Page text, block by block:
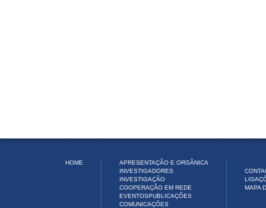
HOME
APRESENTAÇÃO E ORGÂNICA
INVESTIGADORES
INVESTIGAÇÃO
COOPERAÇÃO EM REDE
EVENTOSPUBLICAÇÕES
COMUNICAÇÕES
MAPA